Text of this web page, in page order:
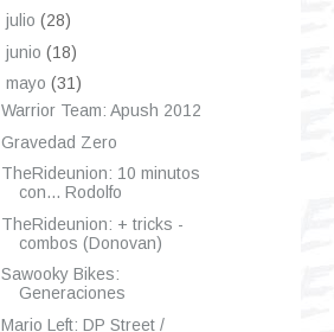
julio (28)
junio (18)
mayo (31)
Warrior Team: Apush 2012
Gravedad Zero
TheRideunion: 10 minutos
con... Rodolfo
TheRideunion: + tricks -
combos (Donovan)
Sawooky Bikes:
Generaciones
Mario Left: DP Street /